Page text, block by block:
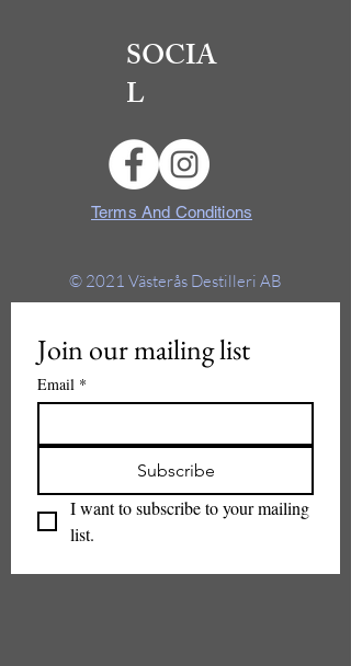
SOCIA
L
Terms And Conditions
© 2021 Västerås Destilleri AB
Join our mailing list
Email *
Subscribe
I want to subscribe to your mailing
list.